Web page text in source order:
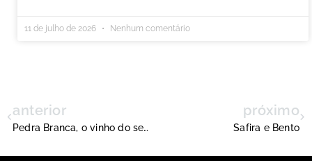
11 de julho de 2026 Nenhum comentário
anterior
Pedra Branca, o vinho do sertão
próximo
Safira e Bento